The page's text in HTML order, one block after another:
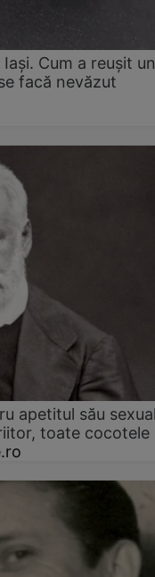
Cum a reușit un
facă nevăzut
apetitul său
toate cocotele